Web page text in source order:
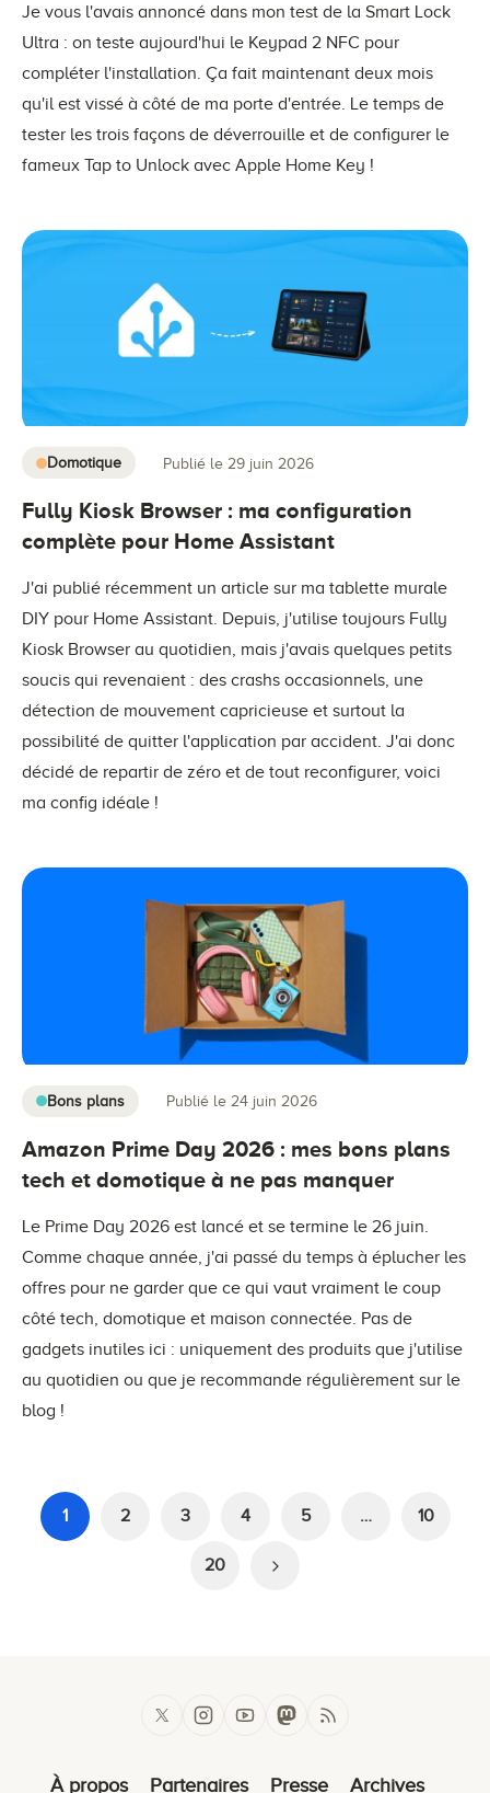
Je vous l'avais annoncé dans mon test de la Smart Lock
Ultra : on teste aujourd'hui le Keypad 2 NFC pour
compléter l'installation. Ça fait maintenant deux mois
qu'il est vissé à côté de ma porte d'entrée. Le temps de
tester les trois façons de déverrouille et de configurer le
fameux Tap to Unlock avec Apple Home Key !
Domotique Publié le 29 juin 2026
Fully Kiosk Browser : ma configuration
complète pour Home Assistant
J'ai publié récemment un article sur ma tablette murale
DIY pour Home Assistant. Depuis, j'utilise toujours Fully
Kiosk Browser au quotidien, mais j'avais quelques petits
soucis qui revenaient : des crashs occasionnels, une
détection de mouvement capricieuse et surtout la
possibilité de quitter l'application par accident. J'ai donc
décidé de repartir de zéro et de tout reconfigurer, voici
ma config idéale !
Bons plans Publié le 24 juin 2026
Amazon Prime Day 2026 : mes bons plans
tech et domotique à ne pas manquer
Le Prime Day 2026 est lancé et se termine le 26 juin.
Comme chaque année, j'ai passé du temps à éplucher les
offres pour ne garder que ce qui vaut vraiment le coup
côté tech, domotique et maison connectée. Pas de
gadgets inutiles ici : uniquement des produits que j'utilise
au quotidien ou que je recommande régulièrement sur le
blog !
1 2 3 4 5 … 10
20
À propos Partenaires Presse Archives